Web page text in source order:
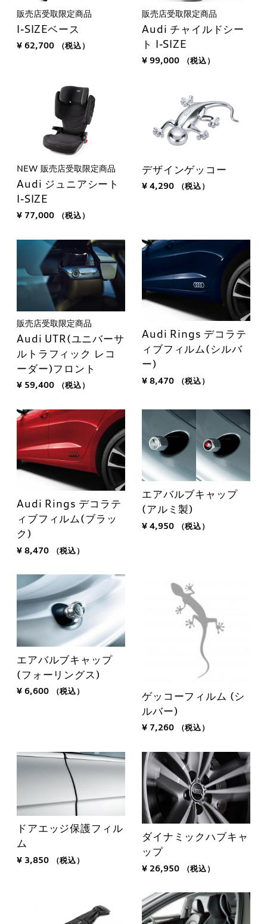
販売店受取限定商品
I-SIZEベース
¥ 62,700 （税込）
販売店受取限定商品
Audi チャイルドシー
ト I-SIZE
¥ 99,000 （税込）
NEW 販売店受取限定商品
Audi ジュニアシート
I-SIZE
¥ 77,000 （税込）
デザインゲッコー
¥ 4,290 （税込）
販売店受取限定商品
Audi UTR(ユニバーサ
ルトラフィック レコ
ーダー)フロント
¥ 59,400 （税込）
Audi Rings デコラテ
ィブフィルム(シルバ
ー)
¥ 8,470 （税込）
Audi Rings デコラテ
ィブフィルム(ブラッ
ク)
¥ 8,470 （税込）
エアバルブキャップ
(アルミ製)
¥ 4,950 （税込）
エアバルブキャップ
(フォーリングス)
¥ 6,600 （税込）
ゲッコーフィルム (シ
ルバー)
¥ 7,260 （税込）
ドアエッジ保護フィル
ム
¥ 3,850 （税込）
ダイナミックハブキャ
ップ
¥ 26,950 （税込）